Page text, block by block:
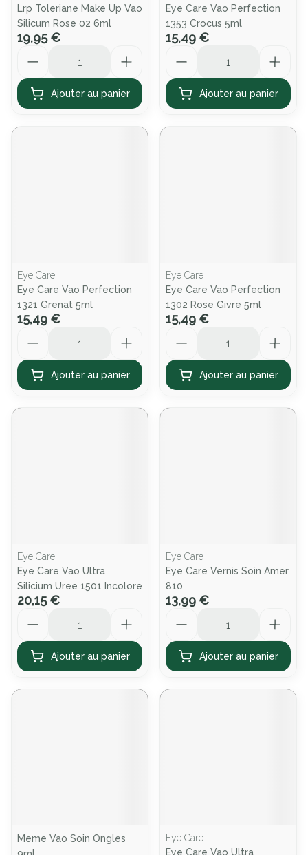
Lrp Toleriane Make Up Vao
Silicum Rose 02 6ml
19,95 €
Ajouter au panier
Eye Care Vao Perfection
1353 Crocus 5ml
15,49 €
Ajouter au panier
Eye Care
Eye Care Vao Perfection
1321 Grenat 5ml
15,49 €
Ajouter au panier
Eye Care
Eye Care Vao Perfection
1302 Rose Givre 5ml
15,49 €
Ajouter au panier
Eye Care
Eye Care Vao Ultra
Silicium Uree 1501 Incolore
20,15 €
Ajouter au panier
Eye Care
Eye Care Vernis Soin Amer
810
13,99 €
Ajouter au panier
Meme Vao Soin Ongles
Eye Care
Eye Care Vao Ultra